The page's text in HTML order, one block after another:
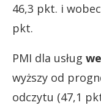
46,3 pkt. i
pkt.
PMI dla usług
wyższy od
odczytu (47,1